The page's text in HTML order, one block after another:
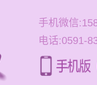
手机微信
电话:0591-